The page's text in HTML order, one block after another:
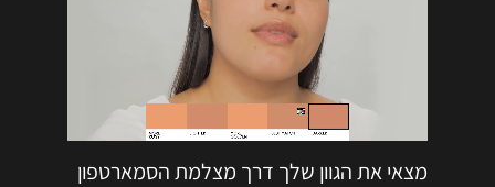
מצאי את הגוון שלך דרך מצלמת הסמארטפון